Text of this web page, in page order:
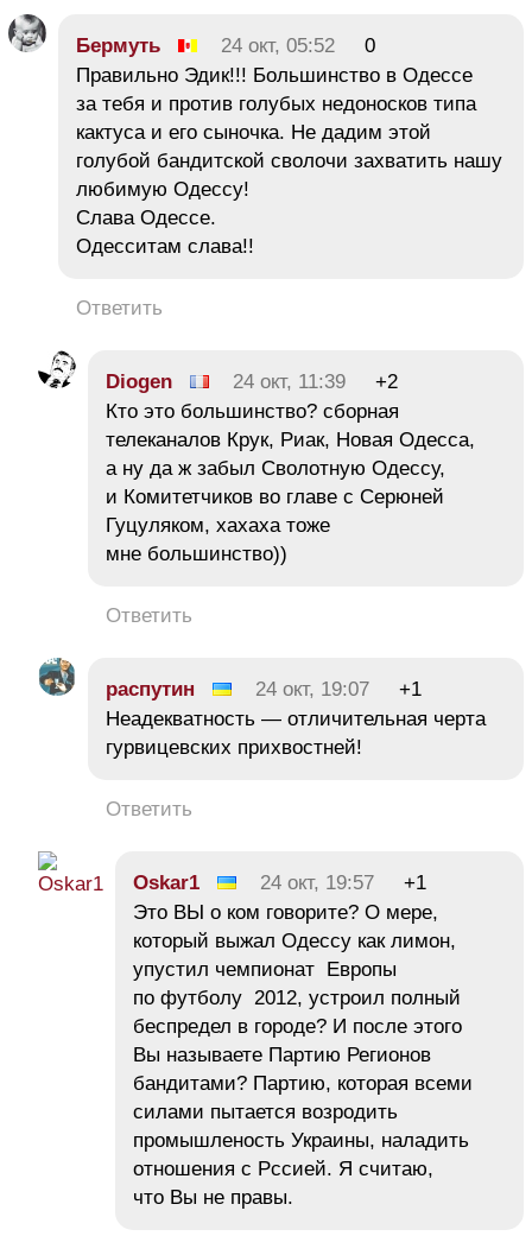
Бермуть 24 окт, 05:52
0
Правильно Эдик!!! Большинство в Одессе
за тебя и против голубых недоносков типа
кактуса и его сыночка. Не дадим этой
голубой бандитской сволочи захватить нашу
любимую Одессу!
Слава Одессе.
Одесситам слава!!
Ответить
Diogen 24 окт, 11:39
+2
Кто это большинство? сборная
телеканалов Крук, Риак, Новая Одесса,
а ну да ж забыл Сволотную Одессу,
и Комитетчиков во главе с Серюней
Гуцуляком, хахаха тоже
мне большинство))
Ответить
распутин 24 окт, 19:07
+1
Неадекватность — отличительная черта
гурвицевских прихвостней!
Ответить
Oskar1 24 окт, 19:57
+1
Это ВЫ о ком говорите? О мере,
который выжал Одессу как лимон,
упустил чемпионат Европы
по футболу 2012, устроил полный
беспредел в городе? И после этого
Вы называете Партию Регионов
бандитами? Партию, которая всеми
силами пытается возродить
промышленость Украины, наладить
отношения с Рссией. Я считаю,
что Вы не правы.